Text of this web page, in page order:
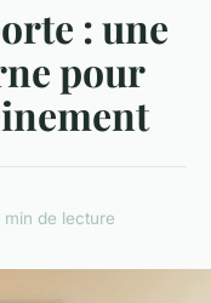
: une
pour
min de lecture